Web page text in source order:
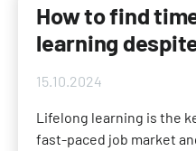
How to find
learning
15.10.2024
Lifelong learning is the
fast-paced job market